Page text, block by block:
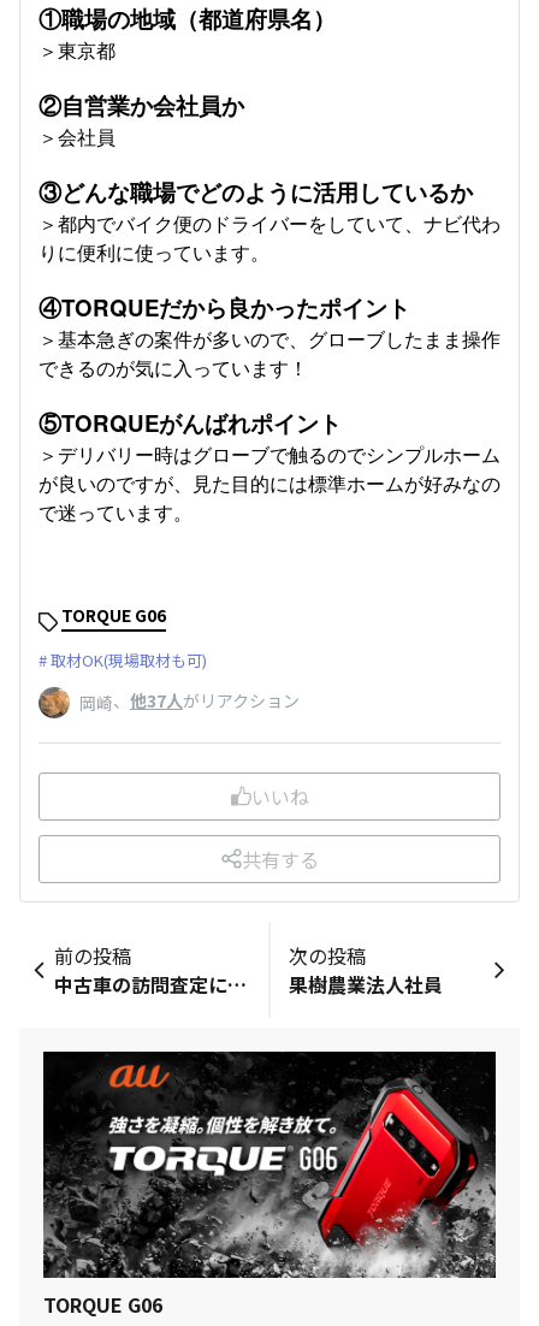
①職場の地域（都道府県名）
＞東京都
②自営業か会社員か
＞会社員
③どんな職場でどのように活用しているか
＞都内でバイク便のドライバーをしていて、ナビ代わ
りに便利に使っています。
④TORQUEだから良かったポイント
＞基本急ぎの案件が多いので、グローブしたまま操作
できるのが気に入っています！
⑤TORQUEがんばれポイント
＞デリバリー時はグローブで触るのでシンプルホーム
が良いのですが、見た目的には標準ホームが好みなの
で迷っています。
TORQUE G06
取材OK(現場取材も可)
岡崎、 他37人がリアクション
いいね
共有する
前の投稿
中古車の訪問査定に使ってます
次の投稿
果樹農業法人社員
TORQUE G06